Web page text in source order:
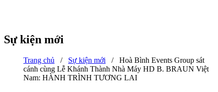
Sự kiện mới
Trang chủ / Sự kiện mới / Hoà Bình Events Group sát
cánh cùng Lễ Khánh Thành Nhà Máy HD B. BRAUN Việt
Nam: HÀNH TRÌNH TƯƠNG LAI